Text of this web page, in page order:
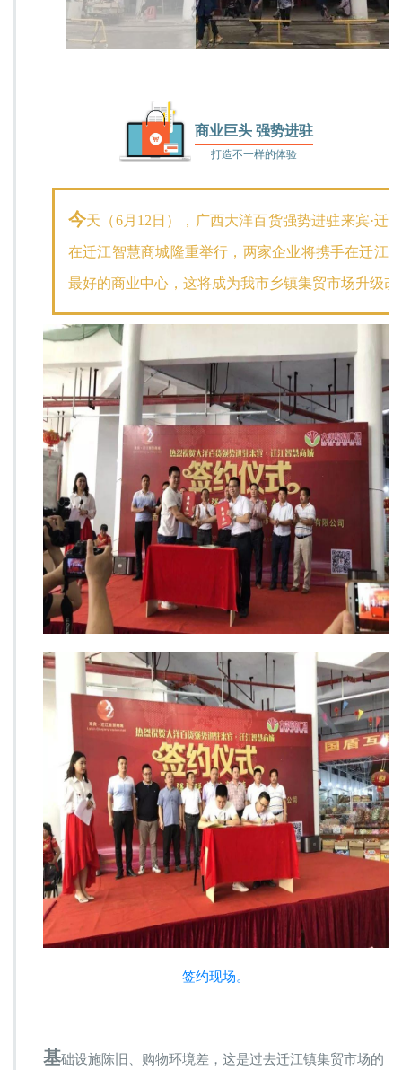
商业巨头 强势进驻
打造不一样的体验
今天（6月12日），广西大洋百货强势进驻来宾·迁
在迁江智慧商城隆重举行，两家企业将携手在迁江
最好的商业中心，这将成为我市乡镇集贸市场升级
签约现场。
基础设施陈旧、购物环境差，这是过去迁江镇集贸市场的